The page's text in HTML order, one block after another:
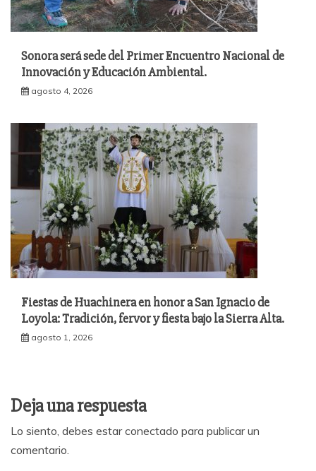
Sonora será sede del Primer Encuentro Nacional de
Innovación y Educación Ambiental.
agosto 4, 2026
Fiestas de Huachinera en honor a San Ignacio de
Loyola: Tradición, fervor y fiesta bajo la Sierra Alta​.
agosto 1, 2026
Deja una respuesta
Lo siento, debes estarconectado para publicar un
comentario.